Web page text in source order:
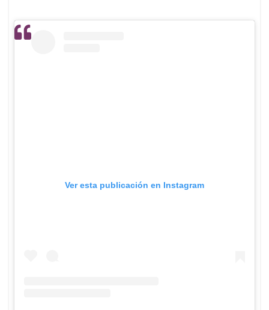
Ver esta publicación en Instagram